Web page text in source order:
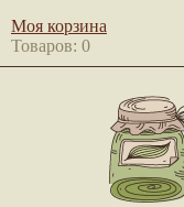
Моя корзина
Товаров: 0